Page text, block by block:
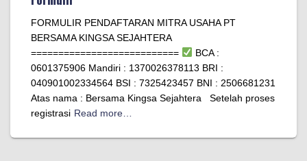
FORMULIR PENDAFTARAN MITRA USAHA PT
BERSAMA KINGSA SEJAHTERA
===========================
BCA :
0601375906 Mandiri : 1370026378113 BRI :
040901002334564 BSI : 7325423457 BNI : 2506681231
Atas nama : Bersama Kingsa Sejahtera Setelah proses
registrasi Read more…